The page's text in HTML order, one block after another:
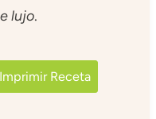
lujo.
Imprimir Receta